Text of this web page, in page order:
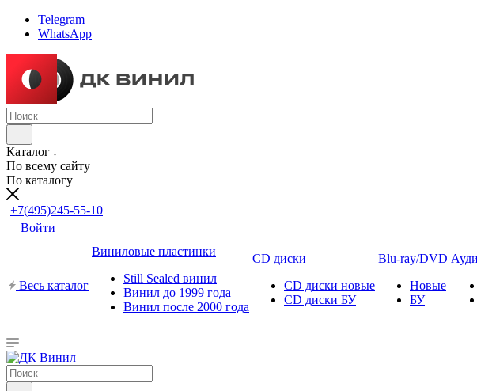
Telegram
WhatsApp
Каталог
По всему сайту
По каталогу
+7(495)245-55-10
Войти
Весь каталог
Виниловые пластинки
Still Sealed винил
Винил до 1999 года
Винил после 2000 года
CD диски
CD диски новые
CD диски БУ
Blu-ray/DVD
Новые
БУ